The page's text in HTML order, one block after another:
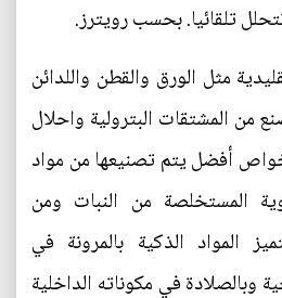
تلقائيا. بحسب رويترز.
مثل الورق والقطن واللدائن
من المشتقات البترولية واحلال
أفضل يتم تصنيعها من مواد
المستخلصة من النبات ومن
المواد الذكية بالمرونة في
وبالصلادة في مكوناته الداخلية